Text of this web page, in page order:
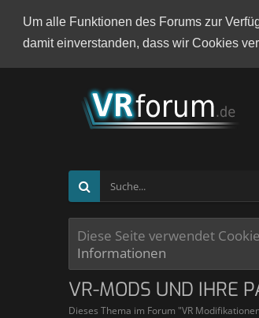
Um alle Funktionen des Forums zur
damit einverstanden, dass wir Cookies
Diese Seite verwendet
Informationen
VR-MODS UND IHRE
Dieses Thema im Forum "VR